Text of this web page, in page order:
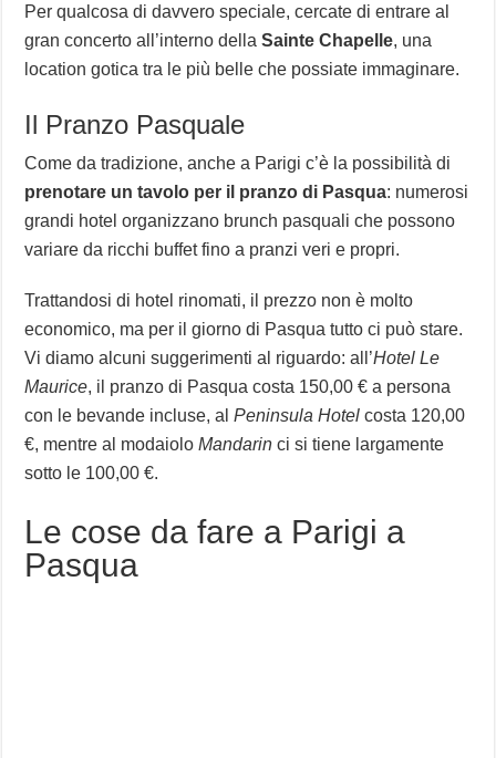
Per qualcosa di davvero speciale, cercate di entrare al
gran concerto all’interno dellaSainte Chapelle, una
location gotica tra le più belle che possiate immaginare.
Il Pranzo Pasquale
Come da tradizione, anche a Parigi c’è la possibilità di
prenotare un tavolo per il pranzo di Pasqua: numerosi
grandi hotel organizzano brunch pasquali che possono
variare da ricchi buffet fino a pranzi veri e propri.
Trattandosi di hotel rinomati, il prezzo non è molto
economico, ma per il giorno di Pasqua tutto ci può stare.
Vi diamo alcuni suggerimenti al riguardo: all’Hotel Le
Maurice, il pranzo di Pasqua costa 150,00 € a persona
con le bevande incluse, alPeninsula Hotel costa 120,00
€, mentre al modaioloMandarin ci si tiene largamente
sotto le 100,00 €.
Le cose da fare a Parigi a
Pasqua